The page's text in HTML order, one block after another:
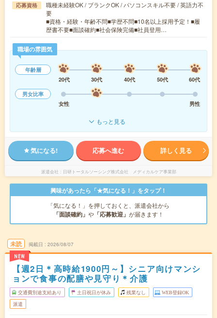
応募資格
職種未経験OK / ブランクOK / パソコンスキル不要 / 英語力不
要
■資格・経験・年齢不問■学歴不問■10名以上採用予定！■履
歴書不要■面談確約■社会保険完備■社員登用…
職場の雰囲気
年齢層
20代
30代 40代 50代
60代
男女比率
女性
男性
もっと見る
気になる! 応募へ進む 詳しく見る
派遣会社 日研トータルソーシング株式会社 メディカルケア事業部
興味があったら「★気になる！」をタップ！
「気になる！」を押しておくと、派遣会社から
「面談確約」 や 「応募歓迎」 が届きます！
未読
NEW
掲載日 2026/08/07
【週2日＊高時給1900円～】シニア向けマンシ
ョンで食事の配膳や見守り＊介護
交通費別途支給あり 土日祝日が休み 残業なし WEB登録OK
派遣